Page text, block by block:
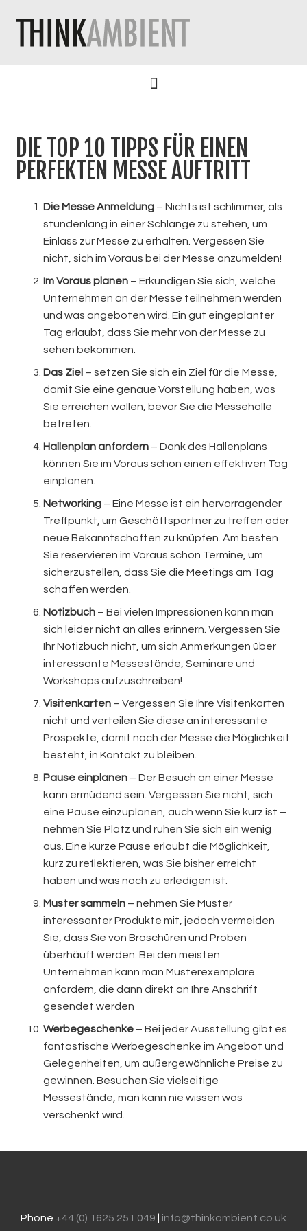
DIE TOP 10 TIPPS FÜR EINEN
PERFEKTEN MESSE AUFTRITT
Die Messe Anmeldung – Nichts ist schlimmer, als
stundenlang in einer Schlange zu stehen, um
Einlass zur Messe zu erhalten. Vergessen Sie
nicht, sich im Voraus bei der Messe anzumelden!
Im Voraus planen – Erkundigen Sie sich, welche
Unternehmen an der Messe teilnehmen werden
und was angeboten wird. Ein gut eingeplanter
Tag erlaubt, dass Sie mehr von der Messe zu
sehen bekommen.
Das Ziel – setzen Sie sich ein Ziel für die Messe,
damit Sie eine genaue Vorstellung haben, was
Sie erreichen wollen, bevor Sie die Messehalle
betreten.
Hallenplan anfordern – Dank des Hallenplans
können Sie im Voraus schon einen effektiven Tag
einplanen.
Networking – Eine Messe ist ein hervorragender
Treffpunkt, um Geschäftspartner zu treffen oder
neue Bekanntschaften zu knüpfen. Am besten
Sie reservieren im Voraus schon Termine, um
sicherzustellen, dass Sie die Meetings am Tag
schaffen werden.
Notizbuch – Bei vielen Impressionen kann man
sich leider nicht an alles erinnern. Vergessen Sie
Ihr Notizbuch nicht, um sich Anmerkungen über
interessante Messestände, Seminare und
Workshops aufzuschreiben!
Visitenkarten – Vergessen Sie Ihre Visitenkarten
nicht und verteilen Sie diese an interessante
Prospekte, damit nach der Messe die Möglichkeit
besteht, in Kontakt zu bleiben.
Pause einplanen – Der Besuch an einer Messe
kann ermüdend sein. Vergessen Sie nicht, sich
eine Pause einzuplanen, auch wenn Sie kurz ist –
nehmen Sie Platz und ruhen Sie sich ein wenig
aus. Eine kurze Pause erlaubt die Möglichkeit,
kurz zu reflektieren, was Sie bisher erreicht
haben und was noch zu erledigen ist.
Muster sammeln – nehmen Sie Muster
interessanter Produkte mit, jedoch vermeiden
Sie, dass Sie von Broschüren und Proben
überhäuft werden. Bei den meisten
Unternehmen kann man Musterexemplare
anfordern, die dann direkt an Ihre Anschrift
gesendet werden
Werbegeschenke – Bei jeder Ausstellung gibt es
fantastische Werbegeschenke im Angebot und
Gelegenheiten, um außergewöhnliche Preise zu
gewinnen. Besuchen Sie vielseitige
Messestände, man kann nie wissen was
verschenkt wird.
Phone +44 (0) 1625 251 049 info@thinkambient.co.uk